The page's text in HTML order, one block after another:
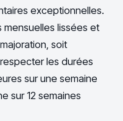
exceptionnelles.
mensuelles lissées et
soit
les durées
sur une semaine
sur 12 semaines